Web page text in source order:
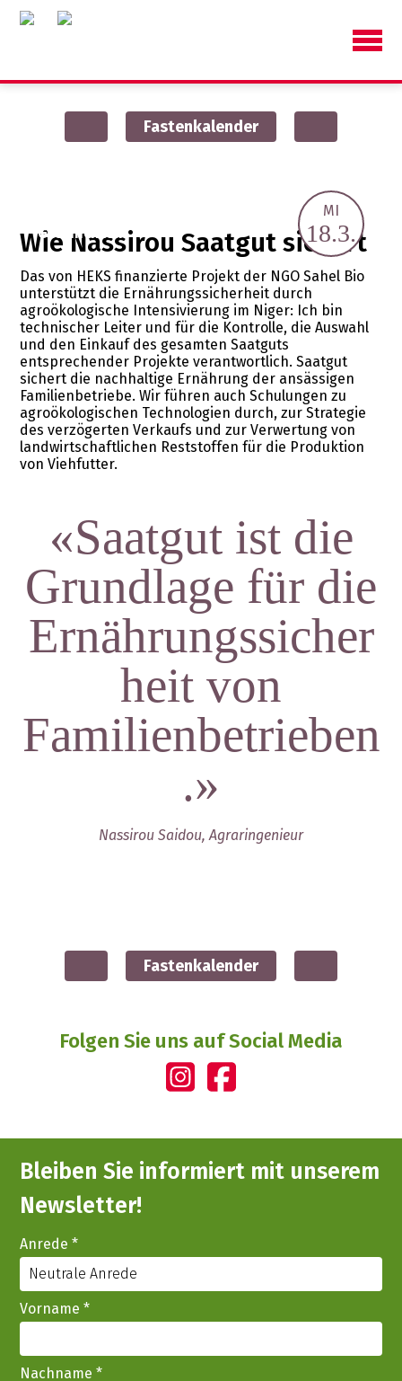
Fastenkalender
Geschichten
MI
18.3.
Wie Nassirou Saatgut sichert
Das von HEKS finanzierte Projekt der NGO Sahel Bio
unterstützt die Ernährungssicherheit durch
agroökologische Intensivierung im Niger: Ich bin
technischer Leiter und für die Kontrolle, die Auswahl
und den Einkauf des gesamten Saatguts
entsprechender Projekte verantwortlich. Saatgut
sichert die nachhaltige Ernährung der ansässigen
Familienbetriebe. Wir führen auch Schulungen zu
agroökologischen Technologien durch, zur Strategie
des verzögerten Verkaufs und zur Verwertung von
landwirtschaftlichen Reststoffen für die Produktion
von Viehfutter.
«Saatgut ist die
Grundlage für die
Ernährungssicher
heit von
Familienbetrieben
.»
Nassirou Saidou, Agraringenieur
Fastenkalender
Folgen Sie uns auf Social Media
Bleiben Sie informiert mit unserem
Newsletter!
Anrede*
Vorname*
Nachname*